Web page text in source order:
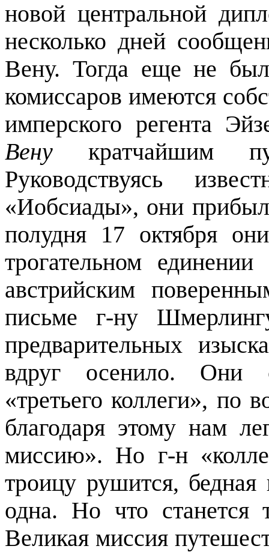
новой центральной
несколько дней
Вену. Тогда еще не
комиссаров имеются
имперского регента
Вену
Руководствуясь
«Иобсиады», они
полудня 17 октября
трогательном
австрийским
письме г-ну
предварительных
вдруг осенило. Они
«третьего коллеги», по
благодаря этому нам
миссию». Но г-н
троицу рушится, бедная
одна. Но что станется
Великая миссия